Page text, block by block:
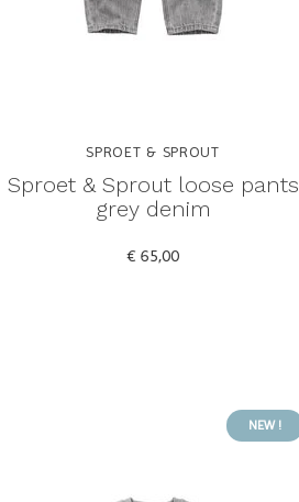
SPROET & SPROUT
Sproet & Sprout loose pants
grey denim
€ 65,00
NEW !